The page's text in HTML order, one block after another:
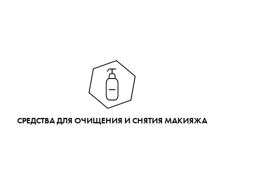
СРЕДСТВА ДЛЯ ОЧИЩЕНИЯ И СНЯТИЯ МАКИЯЖА